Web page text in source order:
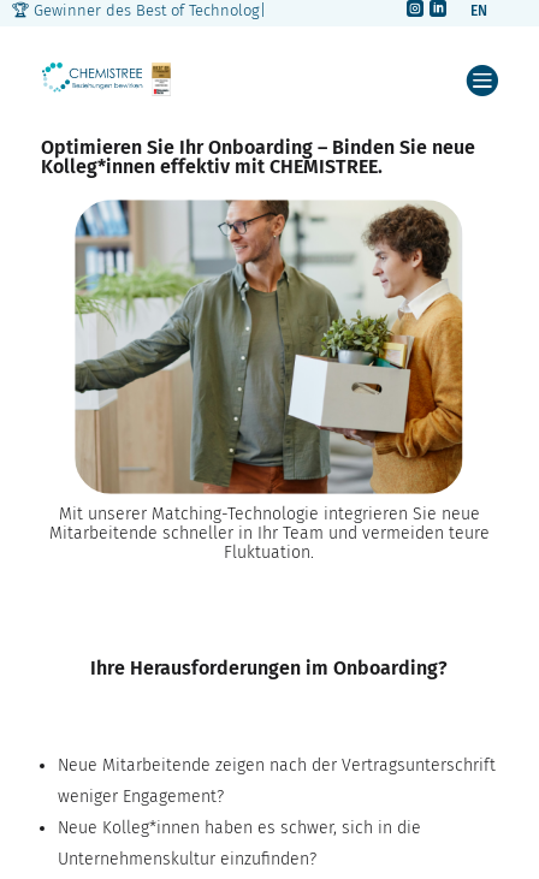
🏆 Gewinner des Best of Technology A   EN


Optimieren Sie Ihr Onboarding – Binden Sie neue
Kolleg*innen effektiv mit CHEMISTREE.
Mit unserer Matching-Technologie integrieren Sie neue
Mitarbeitende schneller in Ihr Team und vermeiden teure
Fluktuation.
Ihre Herausforderungen im Onboarding?
Neue Mitarbeitende zeigen nach der Vertragsunterschrift
weniger Engagement?
Neue Kolleg*innen haben es schwer, sich in die
Unternehmenskultur einzufinden?